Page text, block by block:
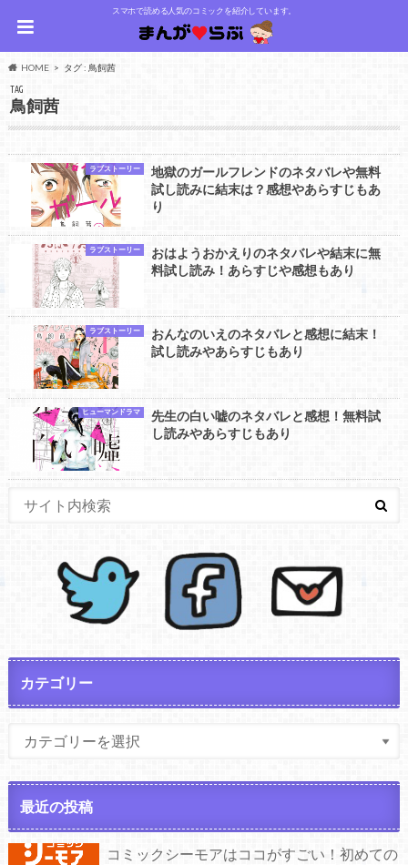
スマホで読める人気のコミックを紹介しています。
HOME タグ : 鳥飼茜
TAG
鳥飼茜
ラブストーリー
地獄のガールフレンドのネタバレや無料
試し読みに結末は？感想やあらすじもあ
り
ラブストーリー
おはようおかえりのネタバレや結末に無
料試し読み！あらすじや感想もあり
ラブストーリー
おんなのいえのネタバレと感想に結末！
試し読みやあらすじもあり
ヒューマンドラマ
先生の白い嘘のネタバレと感想！無料試
し読みやあらすじもあり
カテゴリー
最近の投稿
コミックシーモアはココがすごい！初めての